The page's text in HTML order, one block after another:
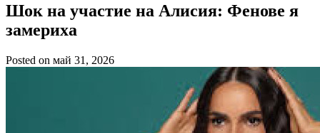
Шок на участие на Алисия: Фенове я
замериха
Posted on май 31, 2026